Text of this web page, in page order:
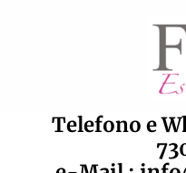
Telefono e